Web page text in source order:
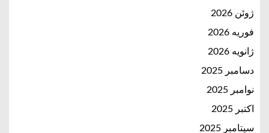
ژوئن 2026
فوریه 2026
ژانویه 2026
دسامبر 2025
نوامبر 2025
اکتبر 2025
سپتامبر 2025